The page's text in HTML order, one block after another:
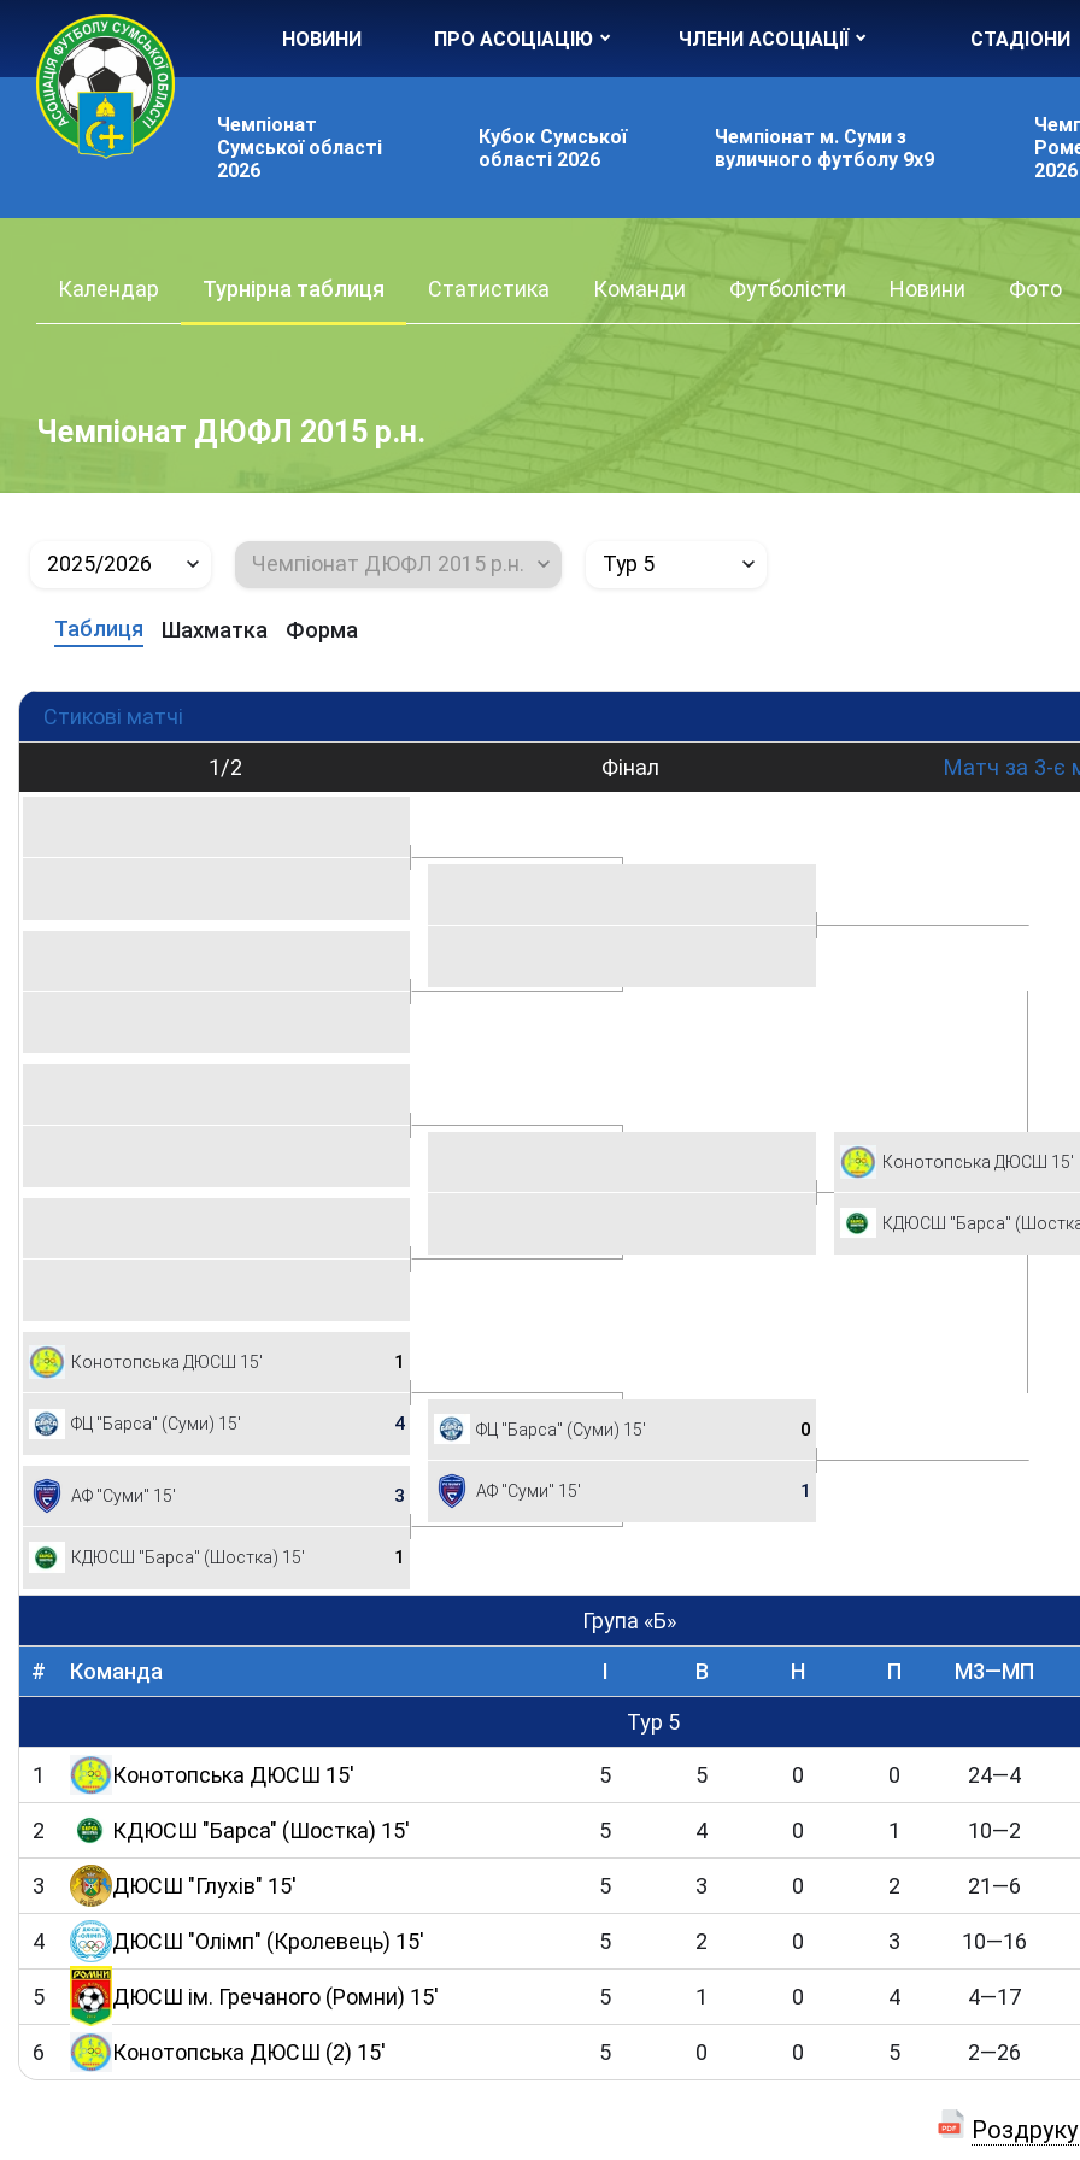
НОВИНИ ПРО АСОЦІАЦІЮ ЧЛЕНИ АСОЦІАЦІЇ СТАДІОНИ
Чемпіонат
Сумської області
2026
Кубок Сумської
області 2026
Чемпіонат м. Суми з
вуличного футболу 9х9
2026
Календар Турнірна таблиця Статистика Команди Футболісти Новини Фото
Чемпіонат ДЮФЛ 2015 р.н.
2025/2026 Чемпіонат ДЮФЛ 2015 р.н. Тур 5
Таблиця Шахматка Форма
Стикові матчі
1/2
Конотопська ДЮСШ 15' 1
ФЦ "Барса" (Суми) 15' 4
АФ "Суми" 15' 3
КДЮСШ "Барса" (Шостка) 15' 1
Фінал
ФЦ "Барса" (Суми) 15' 0
АФ "Суми" 15' 1
Матч за 3-є
Конотопська ДЮСШ 15'
КДЮСШ "Барса"
Група «Б»
#
Команда I В Н П М3—МП
Тур 5
1 Конотопська ДЮСШ 15' 5 5 0 0 24—4
2 КДЮСШ "Барса" (Шостка) 15' 5 4 0 1 10—2
3 ДЮСШ "Глухів" 15' 5 3 0 2 21—6
4 ДЮСШ "Олімп" (Кролевець) 15' 5 2 0 3 10—16
5 ДЮСШ ім. Гречаного (Ромни) 15' 5 1 0 4 4—17
6 Конотопська ДЮСШ (2) 15' 5 0 0 5 2—26